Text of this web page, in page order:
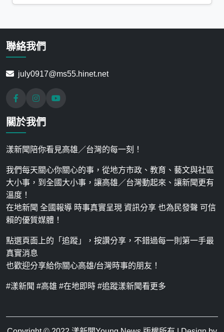
聯絡我們
july0917@ms55.hinet.net
關於我們
漾新聞陪你看見高雄／台灣的每一刻！
我們每天關心你關心的事，從地方市政、教育、藝文與社區
大小事，到全國大小事，讓高雄／台灣動起來、讓新聞更有
溫度！
在地新聞 全國報導 時事真實呈現 資訊分享 也為民發聲 可信
賴的優質媒體！
點選頁面上的「追蹤」，按讚分享，不錯過每一則第一手最
真實消息
也歡迎分享給你關心高雄/台灣時事的朋友！
#漾新聞 #高雄 #在地即時 #追蹤漾新聞看更多